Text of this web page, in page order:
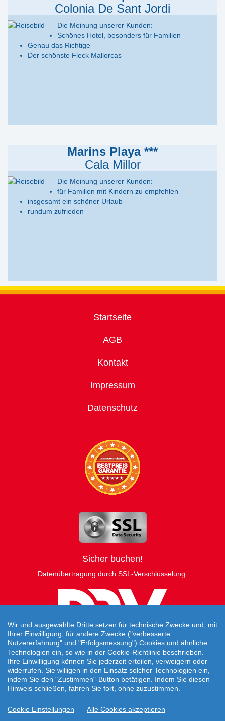
Colonia De Sant Jordi
Die Meinung unserer Kunden:
Schönes Hotel, besonders für Familien
Genau das Richtige
Der schönste Fleck Mallorcas
Marins Playa ***
Cala Millor
Die Meinung unserer Kunden:
für Familien mit Kindern zu empfehlen
insgesamt ein schöner Urlaub
rundum zufrieden
Startseite
AGB
Kontakt
Impressum
Datenschutz
Sicher buchen!
Datenübertragung durch SSL-Verschlüsselung.
Travelcheck © 2026
Wir und ausgewählte Dritte setzen für technische Zwecke und, mit
Ihrer Einwilligung, für andere Zwecke ("verbesserte
Nutzererfahrung" und "Erfolgsmessung") Cookies und ähnliche
Technologien ein, so wie in der Cookie-Richtlinie beschrieben.
Ihre Einwilligung können Sie jederzeit erteilen, verweigern oder
widerrufen. Sie willigen in den Einsatz solcher Technologien ein,
indem Sie den "Zustimmen"-Button betätigen. Indem Sie diesen
Hinweis schließen, fahren Sie fort, ohne zuzustimmen.
Cookie Einstellungen Alle Cookies akzeptieren